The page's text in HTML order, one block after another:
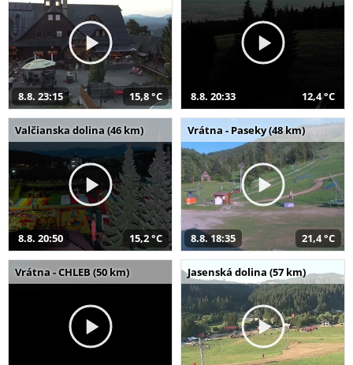
8.8. 23:15 15,8 °C 8.8. 20:33 12,4 °C
Valčianska dolina (46 km)
8.8. 20:50 15,2 °C
Vrátna - Paseky (48 km)
8.8. 18:35 21,4 °C
Vrátna - CHLEB (50 km) Jasenská dolina (57 km)